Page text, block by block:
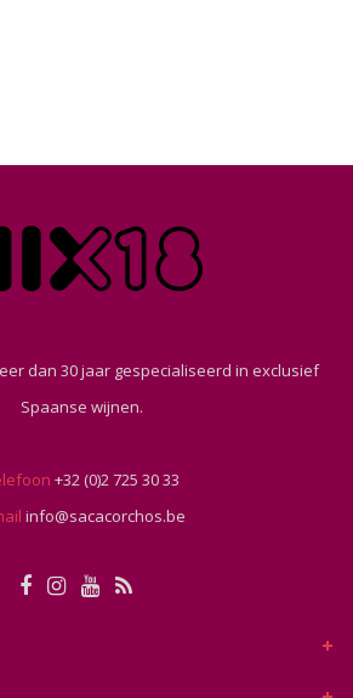
dan 30 jaar gespecialiseerd in exclusief
Spaanse wijnen.
+32 (0)2 725 30 33
info@sacacorchos.be